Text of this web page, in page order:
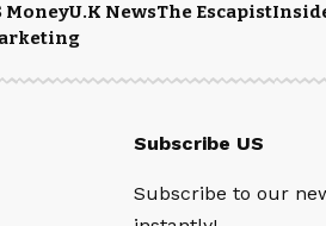
MoneyU.K NewsThe Escapist
Subscribe US
Subscribe to our